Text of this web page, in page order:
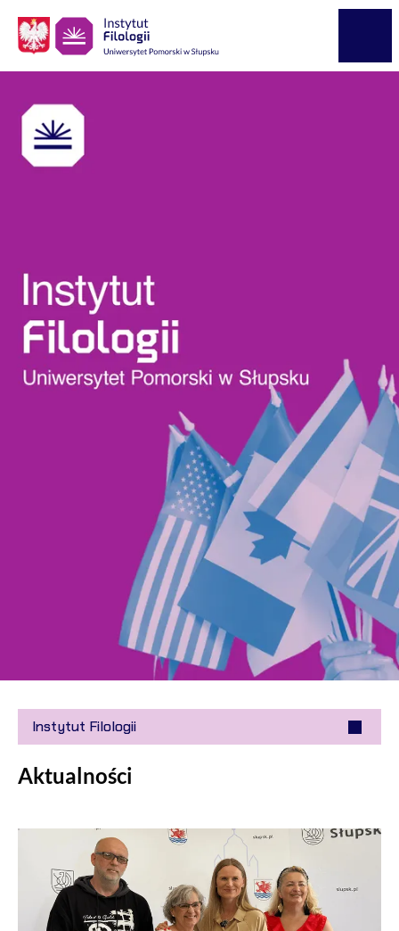
Instytut Filologii
Aktualności
Stypendium Prezydenta Miasta Słupska w dziedzinie kultury